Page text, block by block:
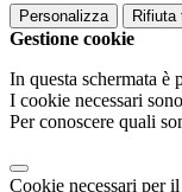
Personalizza Rifiuta
Gestione cookie
In questa schermata è
I cookie necessari
Per conoscere quali
Cookie necessari per